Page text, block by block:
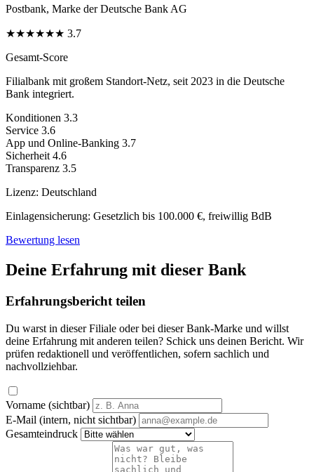
Postbank, Marke der Deutsche Bank AG
★★★★★★ 3.7
Gesamt-Score
Filialbank mit großem Standort-Netz, seit 2023 in die Deutsche
Bank integriert.
Konditionen 3.3
Service 3.6
App und Online-Banking 3.7
Sicherheit 4.6
Transparenz 3.5
Lizenz: Deutschland
Einlagensicherung: Gesetzlich bis 100.000 €, freiwillig BdB
Bewertung lesen
Deine Erfahrung mit dieser Bank
Erfahrungsbericht teilen
Du warst in dieser Filiale oder bei dieser Bank-Marke und willst
deine Erfahrung mit anderen teilen? Schick uns deinen Bericht. Wir
prüfen redaktionell und veröffentlichen, sofern sachlich und
nachvollziehbar.
Vorname (sichtbar)
E-Mail (intern, nicht sichtbar)
Gesamteindruck